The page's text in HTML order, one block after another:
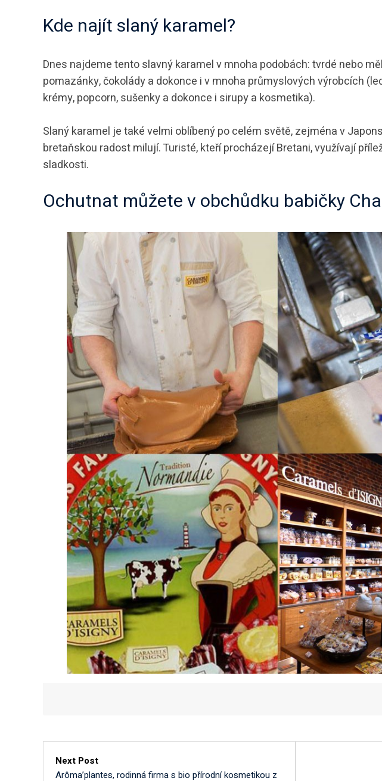
Kde najít slaný karamel?
Dnes najdeme tento slavný karamel v mnoha podobách: tvrdé nebo
pomazánky, čokolády a dokonce i v mnoha průmyslových výrobcích
krémy, popcorn, sušenky a dokonce i sirupy a kosmetika).
Slaný karamel je také velmi oblíbený po celém světě, zejména v
bretaňskou radost milují. Turisté, kteří procházejí Bretani, využívají
sladkosti.
Ochutnat můžete v obchůdku babičky
Next Post
Arôma’plantes, rodinná firma s bio přírodní kosmetikou z